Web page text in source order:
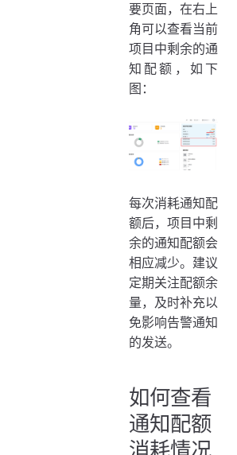
要页面，在右上
角可以查看当前
项目中剩余的通
知配额，如下
图：
每次消耗通知配
额后，项目中剩
余的通知配额会
相应减少。建议
定期关注配额余
量，及时补充以
免影响告警通知
的发送。
如何查看
通知配额
消耗情况